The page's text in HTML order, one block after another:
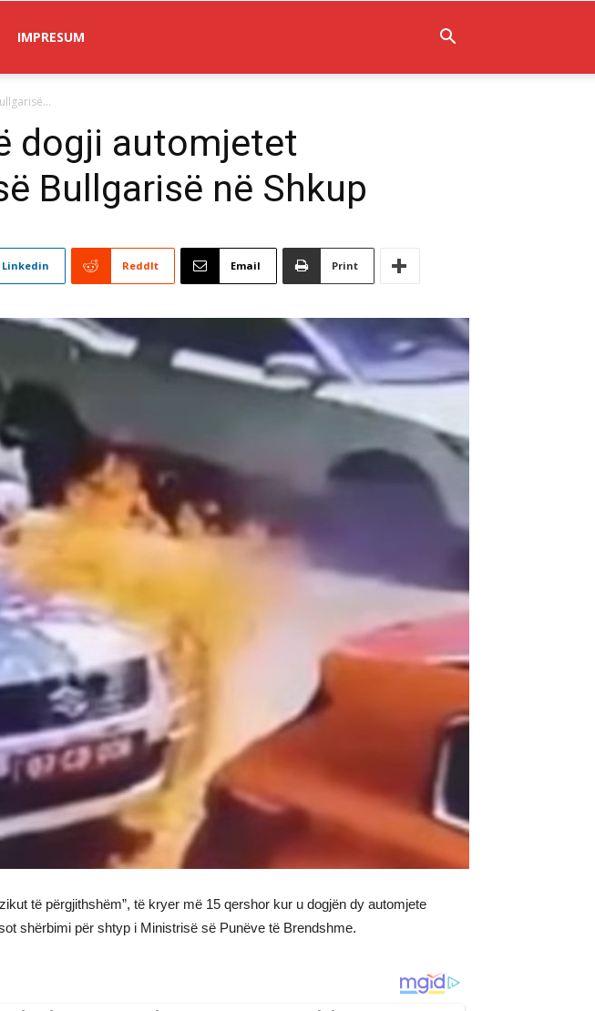
IMPRESUM
dogji automjetet
Bullgarisë në Shkup
Linkedin ReddIt Email Print
të përgjithshëm”, të kryer më 15 qershor kur u dogjën dy automjete
shërbimi për shtyp i Ministrisë së Punëve të Brendshme.